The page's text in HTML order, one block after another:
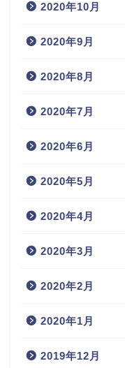
2020年10月
2020年9月
2020年8月
2020年7月
2020年6月
2020年5月
2020年4月
2020年3月
2020年2月
2020年1月
2019年12月